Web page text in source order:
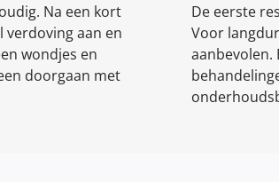
Na een kort
verdoving aan en
wondjes en
doorgaan met
De eerste
Voor
aanbevolen.